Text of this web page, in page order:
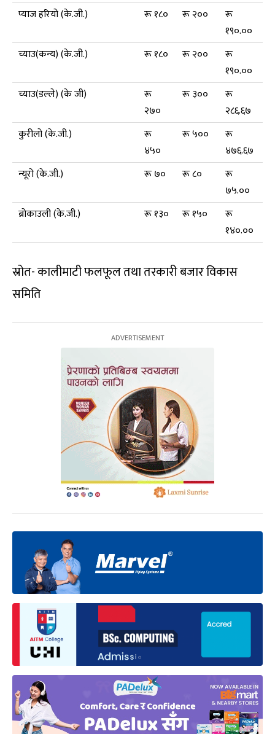
प्याज हरियो (के.जी.)
रू १८० रू २००
रू
१९०.००
च्याउ(कन्य) (के.जी.)
रू १८० रू २००
रू
१९०.००
च्याउ(डल्ले) (के जी)
रू
२७०
रू ३००
रू
२८६.६७
कुरीलो (के.जी.)
रू
४५०
रू ५००
रू
४७६.६७
न्यूरो (के.जी.)
रू ७० रू ८०
रू
७५.००
ब्रोकाउली (के.जी.)
रू १३० रू १५०
रू
१४०.००
स्रोत- कालीमाटी फलफूल तथा तरकारी बजार विकास
समिति